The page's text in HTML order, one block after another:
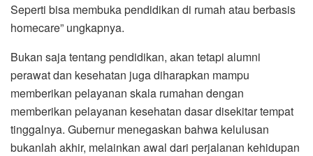
Seperti bisa membuka pendidikan di rumah atau berbasis
homecare” ungkapnya.
Bukan saja tentang pendidikan, akan tetapi alumni
perawat dan kesehatan juga diharapkan mampu
memberikan pelayanan skala rumahan dengan
memberikan pelayanan kesehatan dasar disekitar tempat
tinggalnya. Gubernur menegaskan bahwa kelulusan
bukanlah akhir, melainkan awal dari perjalanan kehidupan